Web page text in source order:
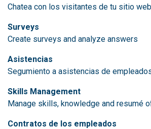
Chatea con los visitantes de tu sitio web
Surveys
Create surveys and analyze answers
Asistencias
Segumiento a asistencias de
Skills Management
Manage skills, knowledge and resumé
Contratos de los empleados